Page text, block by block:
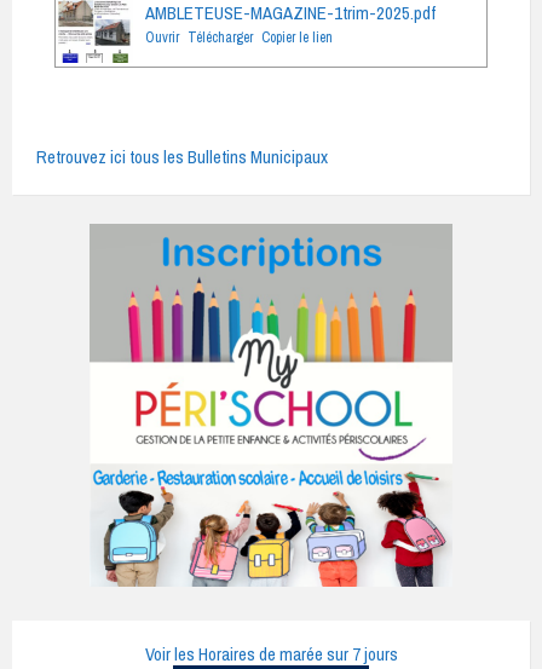
AMBLETEUSE-MAGAZINE-1trim-2025.pdf
Ouvrir Télécharger Copier le lien
Retrouvez ici tous les Bulletins Municipaux
Voir les Horaires de marée sur 7 jours